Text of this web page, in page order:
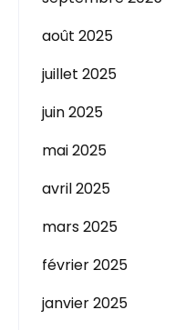
août 2025
juillet 2025
juin 2025
mai 2025
avril 2025
mars 2025
février 2025
janvier 2025